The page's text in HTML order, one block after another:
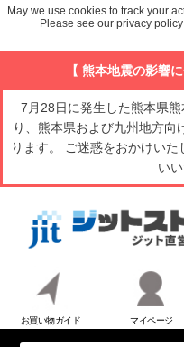
【 熊本地震の影響
7月28日に発生した熊本県
り、熊本県および九州地方向
ります。 ご迷惑をおかけい
い
お買い物ガイド マイページ
May we use cookies to track your
Please see our privacy